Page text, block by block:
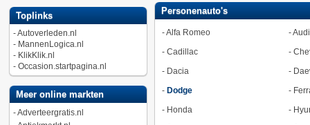
Toplinks
-Autoverleden.nl
- MannenLogica.nl
- KlikKlik.nl
- Occasion.startpagina.nl
Meer online markten
-Adverteergratis.nl
Personenauto's
-Alfa Romeo -Audi
- Cadillac -
- Dacia -
- Dodge -
- Honda -